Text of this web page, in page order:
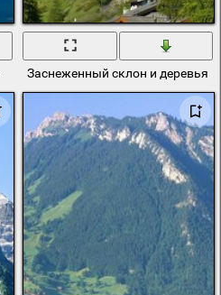
Заснеженный склон и деревья